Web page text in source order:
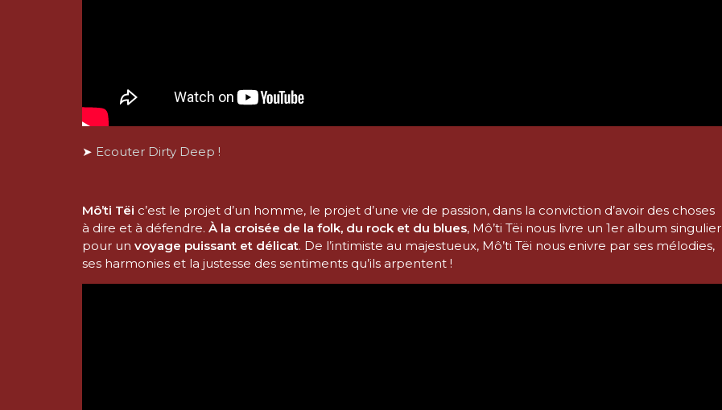
➤ Ecouter Dirty Deep !
Mô’ti Tëi c’est le projet d’un homme, le projet d’une vie de passion, dans la conviction d’avoir des choses
à dire et à défendre. À la croisée de la folk, du rock et du blues, Mô’ti Tëi nous livre un 1er album singulier
pour un voyage puissant et délicat. De l’intimiste au majestueux, Mô’ti Tëi nous enivre par ses mélodies,
ses harmonies et la justesse des sentiments qu’ils arpentent !